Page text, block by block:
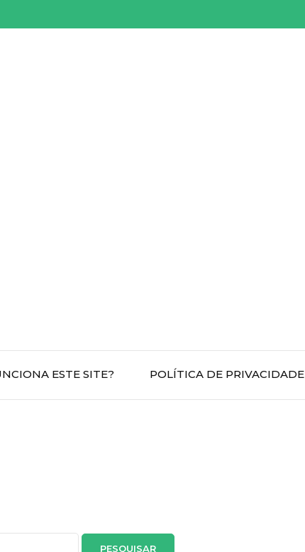
ESTE SITE? POLÍTICA DE PRIVACIDADE